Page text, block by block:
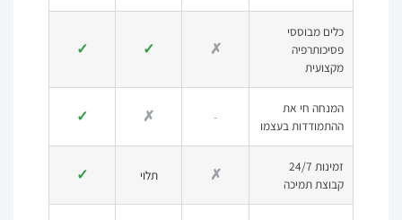
כלים מבוססי
פסיכותרפיה
מקצועית
✗
✓
✓
המנחה חי את
ההתמודדות בעצמו
-
✗
✓
זמינות 24/7
קבוצת תמיכה
✗ תלוי ✓